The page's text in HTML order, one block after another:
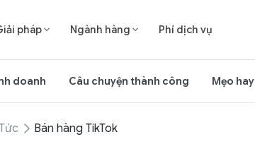
pháp  Ngành hàng  Phí dịch vụ
doanh Câu chuyện thành công Mẹo hay
Bán hàng TikTok